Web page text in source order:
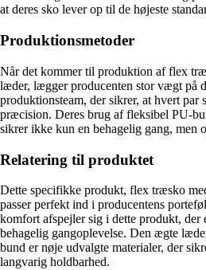
at deres sko lever op til de højeste
Produktionsmetoder
Når det kommer til produktion af flex
læder, lægger producenten stor vægt på
produktionsteam, der sikrer, at hvert
præcision. Deres brug af fleksibel PU-
sikrer ikke kun en behagelig gang, men
Relatering til produktet
Dette specifikke produkt, flex træsko
passer perfekt ind i producentens
komfort afspejler sig i dette produkt, der
behagelig gangoplevelse. Den ægte
bund er nøje udvalgte materialer, der
langvarig holdbarhed.